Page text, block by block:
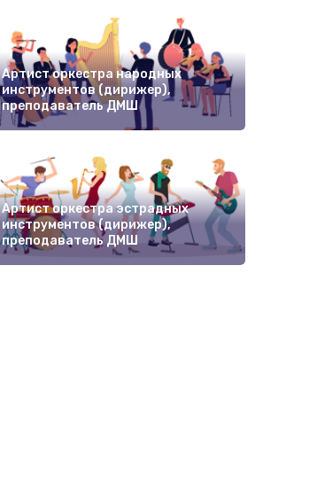
Артист оркестра народных
инструментов (дирижер),
преподаватель ДМШ
Артист оркестра эстрадных
инструментов (дирижер),
преподаватель ДМШ